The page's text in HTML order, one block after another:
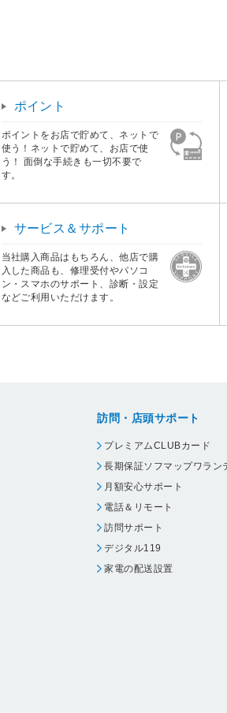
ポイント
ポイントをお店で貯めて、ネットで
使う！ネットで貯めて、お店で使
う！ 面倒な手続きも一切不要で
す。
サービス＆サポート
当社購入商品はもちろん、他店で購
入した商品も、修理受付やパソコ
ン・スマホのサポート、診断・設定
などご利用いただけます。
訪問・店頭サポート
プレミアムCLUBカード
長期保証ソフマップワラン
月額安心サポート
電話＆リモート
訪問サポート
デジタル119
家電の配送設置